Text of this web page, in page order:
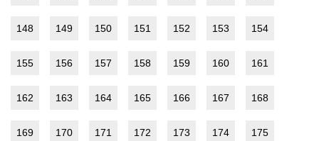
148 149 150 151 152 153 154
155 156 157 158 159 160 161
162 163 164 165 166 167 168
169 170 171 172 173 174 175